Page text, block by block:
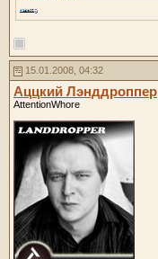
15.01.2008, 04:32
Аццкий Лэнддроппер
AttentionWhore